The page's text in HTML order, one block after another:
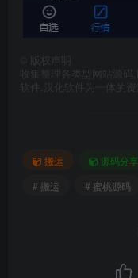
版权声明
收集整理各类型网站源码
软件,汉化软件为一体的资
搬运 源码分
# 搬运
# 蜜桃源码